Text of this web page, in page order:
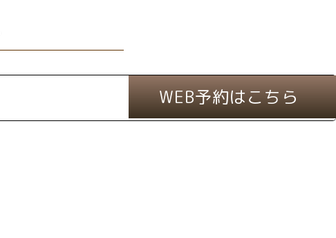
WEB予約はこちら